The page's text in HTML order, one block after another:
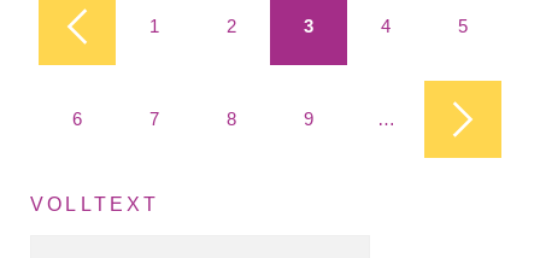
Seiten 1 2 3 4 5
6 7 8 9 …
VOLLTEXT